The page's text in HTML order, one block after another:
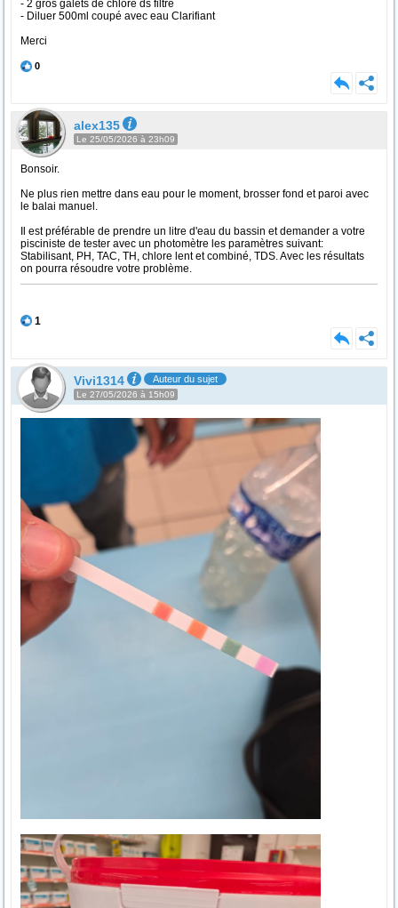
- 2 gros galets de chlore ds filtre
- Diluer 500ml coupé avec eau Clarifiant
Merci
0
alex135
Le 25/05/2026 à 23h09
Bonsoir.
Ne plus rien mettre dans eau pour le moment, brosser fond et paroi avec
le balai manuel.
Il est préférable de prendre un litre d'eau du bassin et demander a votre
pisciniste de tester avec un photomètre les paramètres suivant:
Stabilisant, PH, TAC, TH, chlore lent et combiné, TDS. Avec les résultats
on pourra résoudre votre problème.
1
Vivi1314 Auteur du sujet
Le 27/05/2026 à 15h09